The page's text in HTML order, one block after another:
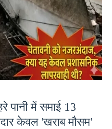
पानी में समाई 13
केवल 'खराब मौसम'